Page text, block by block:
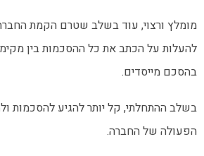
מומלץ ורצוי, עוד בשלב שטרם הקמת
להעלות על הכתב את כל ההסכמות בין
בהסכם מייסדים.
בשלב ההתחלתי, קל יותר להגיע להסכמות
הפעולה של החברה.